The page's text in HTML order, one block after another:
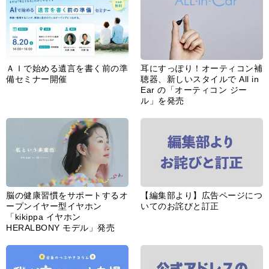
ＡＩで始める遺言を書く前の準
備セミナー開催
耳にすっぽり！オーティコン補
聴器、新しいスタイルで All in
Ear の「オーティコン ジー
ル」を発売
脳の健康習慣をサポートするオ
ープンイヤー型イヤホン
「kikippa イヤホン
HERALBONY モデル」発売
【編集部より】広告ページにつ
いてのお詫びと訂正